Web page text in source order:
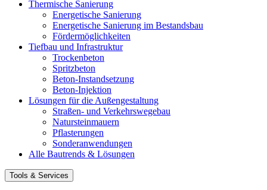
Thermische Sanierung
Energetische Sanierung
Energetische Sanierung im Bestandsbau
Fördermöglichkeiten
Tiefbau und Infrastruktur
Trockenbeton
Spritzbeton
Beton-Instandsetzung
Beton-Injektion
Lösungen für die Außengestaltung
Straßen- und Verkehrswegebau
Natursteinmauern
Pflasterungen
Sonderanwendungen
Alle Bautrends & Lösungen
Tools & Services